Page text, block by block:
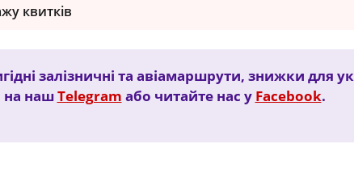
квитків
залізничні та авіамаршрути, знижки для
на нашTelegram або читайте нас у Facebook.